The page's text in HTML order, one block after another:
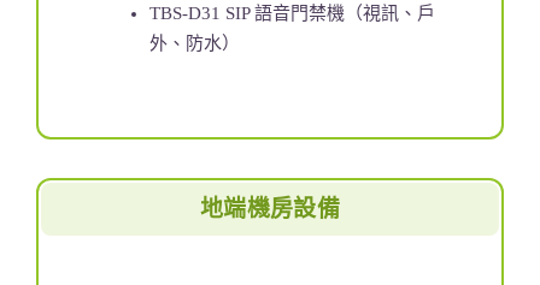
TBS-D31 SIP 語音門禁機（視訊、戶
外、防水）
地端機房設備